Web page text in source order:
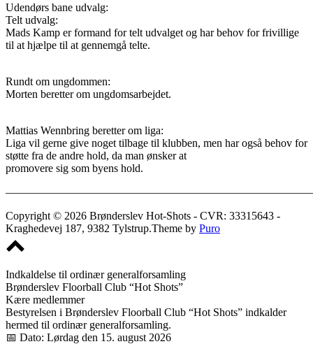
Udendørs bane udvalg:
Telt udvalg:
Mads Kamp er formand for telt udvalget og har behov for frivillige
til at hjælpe til at gennemgå telte.
Rundt om ungdommen:
Morten beretter om ungdomsarbejdet.
Mattias Wennbring beretter om liga:
Liga vil gerne give noget tilbage til klubben, men har også behov for
støtte fra de andre hold, da man ønsker at
promovere sig som byens hold.
———————————————————————————–
Copyright © 2026 Brønderslev Hot-Shots - CVR: 33315643 -
Kraghedevej 187, 9382 Tylstrup.Theme by Puro
Scroll
to
Indkaldelse til ordinær generalforsamling
Brønderslev Floorball Club “Hot Shots”
Kære medlemmer
Bestyrelsen i Brønderslev Floorball Club “Hot Shots” indkalder
hermed til ordinær generalforsamling.
📅 Dato: Lørdag den 15. august 2026